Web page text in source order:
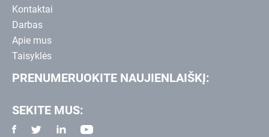
Kontaktai
Darbas
Apie mus
Taisyklės
PRENUMERUOKITE NAUJIENLAIŠKĮ:
SEKITE MUS: